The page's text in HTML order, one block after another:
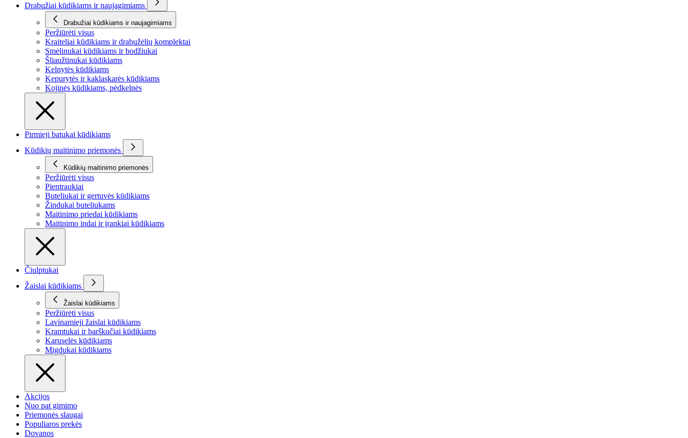
Drabužiai kūdikiams ir naujagimiams
Drabužiai kūdikiams ir naujagimiams
Peržiūrėti visus
Kraiteliai kūdikiams ir drabužėlių komplektai
Smėlinukai kūdikiams ir bodžiukai
Šliaužtinukai kūdikiams
Kelnytės kūdikiams
Kepurytės ir kaklaskarės kūdikiams
Kojinės kūdikiams, pėdkelnės
Pirmieji batukai kūdikiams
Kūdikių maitinimo priemonės
Kūdikių maitinimo priemonės
Peržiūrėti visus
Pientraukiai
Buteliukai ir gertuvės kūdikiams
Žindukai buteliukams
Maitinimo priedai kūdikiams
Maitinimo indai ir įrankiai kūdikiams
Čiulptukai
Žaislai kūdikiams
Žaislai kūdikiams
Peržiūrėti visus
Lavinamieji žaislai kūdikiams
Kramtukai ir barškučiai kūdikiams
Karuselės kūdikiams
Migdukai kūdikiams
Akcijos
Nuo pat gimimo
Priemonės slaugai
Populiaros prekės
Dovanos